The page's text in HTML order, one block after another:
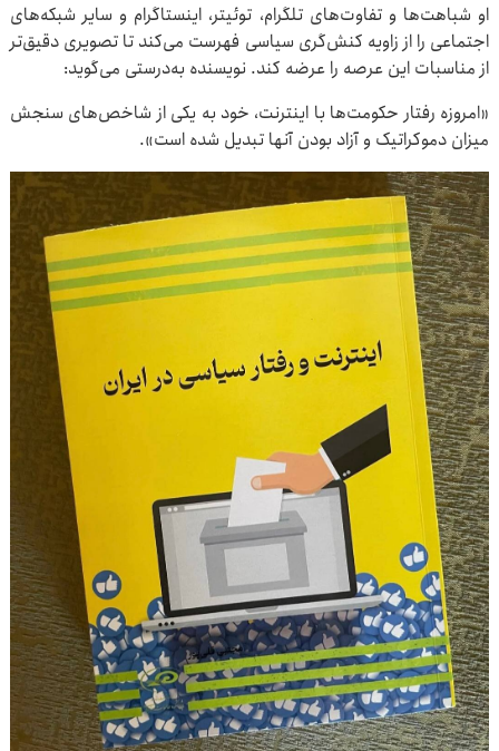
او شباهت‌ها و تفاوت‌های تلگرام، توئیتر، اینستاگرام و سایر شبکه‌های
اجتماعی را از زاویه کنش‌گری سیاسی فهرست می‌کند تا تصویری دقیق‌تر
از مناسبات این عرصه را عرضه کند. نویسنده به‌درستی می‌گوید:
«امروزه رفتار حکومت‌ها با اینترنت، خود به یکی از شاخص‌های سنجش
میزان دموکراتیک و آزاد بودن آنها تبدیل شده است».